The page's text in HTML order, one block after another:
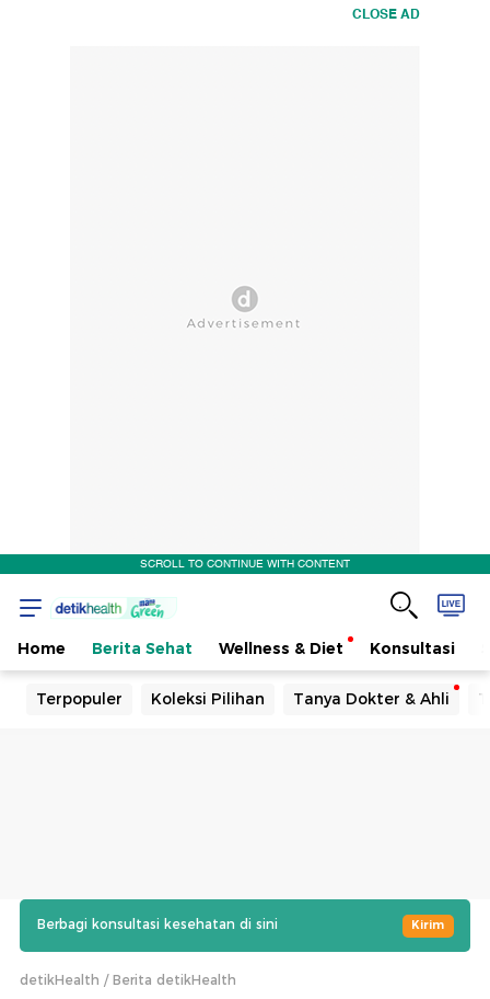
CLOSE AD
SCROLL TO CONTINUE WITH CONTENT
Home Berita Sehat Wellness & Diet Konsultasi
Terpopuler Koleksi Pilihan Tanya Dokter & Ahli
Berbagi konsultasi kesehatan di sini Kirim
detikHealth Berita detikHealth